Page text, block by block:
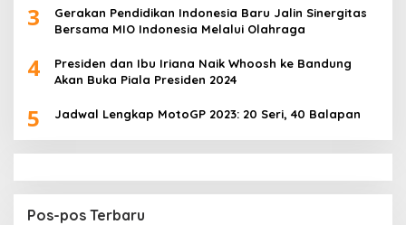
3
Gerakan Pendidikan Indonesia Baru Jalin Sinergitas
Bersama MIO Indonesia Melalui Olahraga
4
Presiden dan Ibu Iriana Naik Whoosh ke Bandung
Akan Buka Piala Presiden 2024
5 Jadwal Lengkap MotoGP 2023: 20 Seri, 40 Balapan
Pos-pos Terbaru